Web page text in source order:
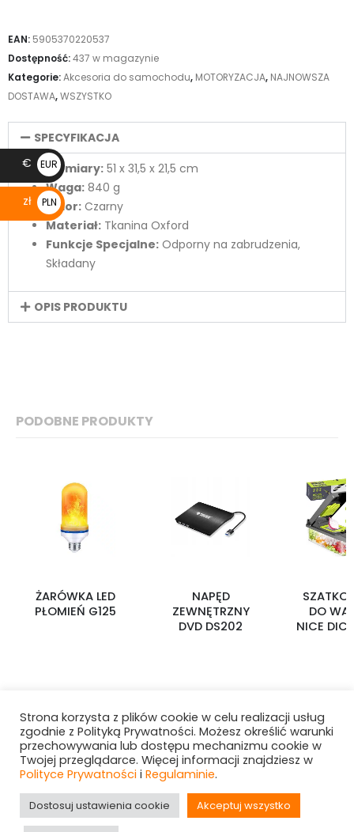
EAN: 5905370220537
Dostępność:437 w magazynie
Kategorie:Akcesoria do samochodu, MOTORYZACJA, NAJNOWSZA
DOSTAWA,WSZYSTKO
SPECYFIKACJA
Wymiary: 51 x 31,5 x 21,5 cm
Waga: 840 g
Kolor: Czarny
Materiał: Tkanina Oxford
Funkcje Specjalne: Odporny na zabrudzenia,
Składany
OPIS PRODUKTU
PODOBNE PRODUKTY
ŻARÓWKA LED
PŁOMIEŃ G125
NAPĘD
ZEWNĘTRZNY
DVD DS202
DO
NICE
Hurtownia i-Want! © 2025. All Rights Reserved
Strona korzysta z plików cookie w celu realizacji usług
zgodnie z Polityką Prywatności. Możesz określić warunki
przechowywania lub dostępu mechanizmu cookie w
Twojej przeglądarce. Więcej informacji znajdziesz w
Polityce Prywatności i Regulaminie.
Dostosuj ustawienia cookie Akceptuj wszystko
€
EUR
€
zł
PLN
zł